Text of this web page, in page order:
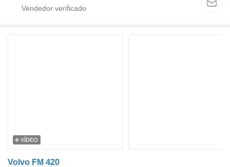
VÍDEO
Volvo FM 420